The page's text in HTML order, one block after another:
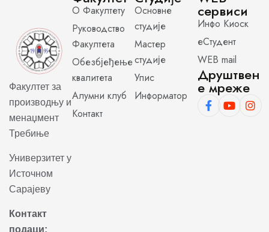
Факултет за
производњу и
менаџмент
Требиње
Универзитет у
Источном
Сарајеву
Контакт
подаци:
О Факултету
Руководство
Факултета
Обезбјеђење
квалитета
Алумни клуб
Контакт
Основне
студије
Мастер
студије
Упис
Информатор
сервиси
Инфо Киоск
еСтудент
WEB mail
Друштвен
е мреже